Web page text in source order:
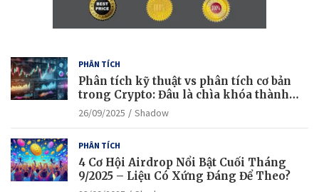
PHÂN TÍCH
Phân tích kỹ thuật vs phân tích cơ bản
trong Crypto: Đâu là chìa khóa thành
công?
26/09/2025 Shadow
PHÂN TÍCH
4 Cơ Hội Airdrop Nổi Bật Cuối Tháng
9/2025 – Liệu Có Xứng Đáng Để Theo?